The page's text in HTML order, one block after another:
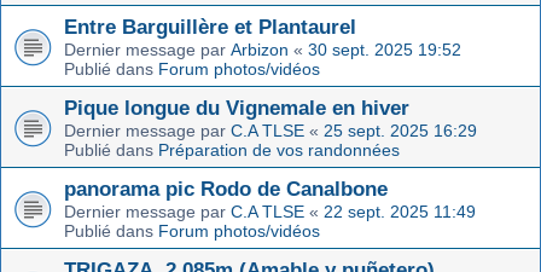
Entre Barguillère et Plantaurel
Dernier message par Arbizon « 30 sept. 2025 19:52
Publié dans Forum photos/vidéos
Pique longue du Vignemale en hiver
Dernier message par C.A TLSE « 25 sept. 2025 16:29
Publié dans Préparation de vos randonnées
panorama pic Rodo de Canalbone
Dernier message par C.A TLSE « 22 sept. 2025 11:49
Publié dans Forum photos/vidéos